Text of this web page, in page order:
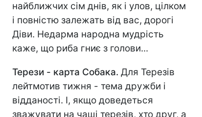
найближчих сім днів, як і улов, цілком
і повністю залежать від вас, дорогі
Діви. Недарма народна мудрість
каже, що риба гниє з голови...
Терези - карта Собака. Для Терезів
лейтмотив тижня - тема дружби і
відданості. І, якщо доведеться
зважувати на чаші терезів, хто друг, а